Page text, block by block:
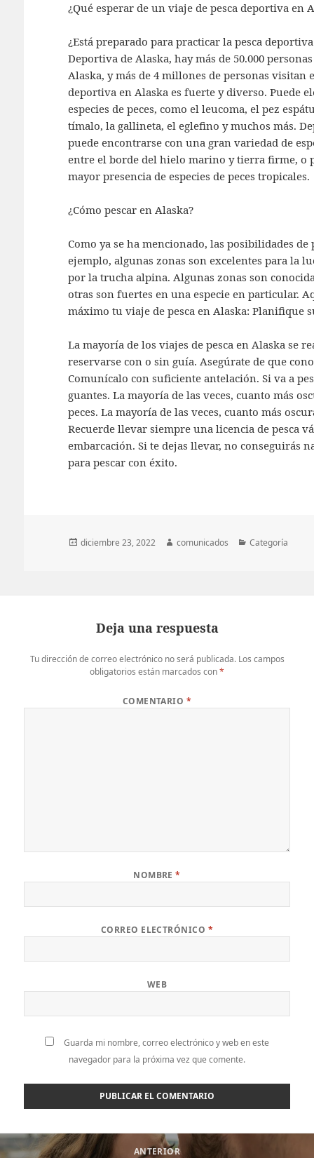
¿Qué esperar de un viaje de pesca deportiva en
¿Está preparado para practicar la pesca
Deportiva de Alaska, hay más de 50.000
Alaska, y más de 4 millones de personas visitan
deportiva en Alaska es fuerte y diverso. Puede
especies de peces, como el leucoma, el pez
tímalo, la gallineta, el eglefino y muchos más.
puede encontrarse con una gran variedad de
entre el borde del hielo marino y tierra firme, o
mayor presencia de especies de peces tropicales.
¿Cómo pescar en Alaska?
Como ya se ha mencionado, las posibilidades
ejemplo, algunas zonas son excelentes para la
por la trucha alpina. Algunas zonas son
otras son fuertes en una especie en particular.
máximo tu viaje de pesca en Alaska: Planifique
La mayoría de los viajes de pesca en Alaska se
reservarse con o sin guía. Asegúrate de que
Comunícalo con suficiente antelación. Si va a
guantes. La mayoría de las veces, cuanto más
peces. La mayoría de las veces, cuanto más
Recuerde llevar siempre una licencia de pesca
embarcación. Si te dejas llevar, no conseguirás
para pescar con éxito.
Publicado
diciembre 23, 2022 Autor
comunicados Categorías
Categoría
Deja una respuesta
Tu dirección de correo electrónico no será publicada. Los campos
obligatorios están marcados con*
COMENTARIO *
NOMBRE*
CORREO ELECTRÓNICO *
WEB
Guarda mi nombre, correo electrónico y web en este
navegador para la próxima vez que comente.
Navegación
ANTERIOR